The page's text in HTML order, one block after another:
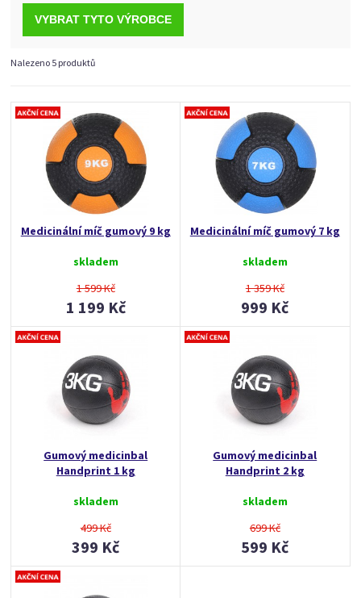
Nalezeno 5 produktů
Medicinální míč gumový 9 kg
skladem
1 599 Kč
1 199 Kč
Medicinální míč gumový 7 kg
skladem
1 359 Kč
999 Kč
Gumový medicinbal
Handprint 1 kg
skladem
499 Kč
399 Kč
Gumový medicinbal
Handprint 2 kg
skladem
699 Kč
599 Kč